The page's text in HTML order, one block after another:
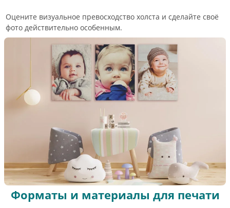
Оцените визуальное превосходство холста и сделайте своё
фото действительно особенным.
Форматы и материалы для печати